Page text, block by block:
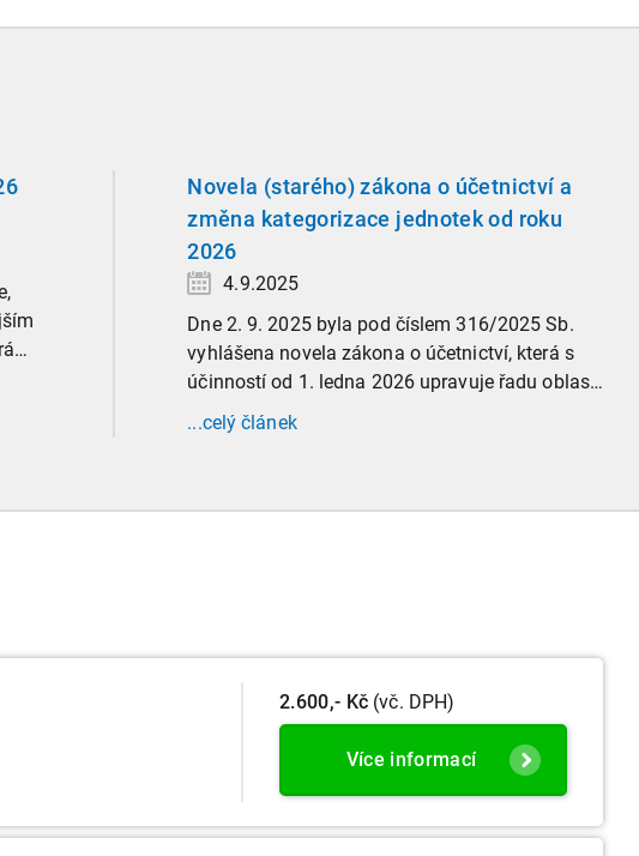
Novela (starého) zákona o účetnictví a
změna kategorizace jednotek od roku
2026
4.9.2025
Dne 2. 9. 2025 byla pod číslem 316/2025 Sb.
vyhlášena novela zákona o účetnictví, která s
účinností od 1. ledna 2026 upravuje řadu oblastí
účetní praxe. Již nyní, s účinností od 3. září
2025, platí nová, zvýšená kritéria pro zařazení
...celý článek
2.600,- Kč (vč. DPH)
Více informací